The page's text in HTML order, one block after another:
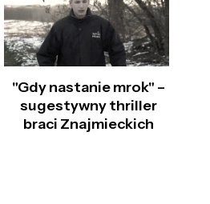
"Gdy nastanie mrok" –
sugestywny thriller
braci Znajmieckich